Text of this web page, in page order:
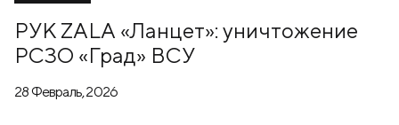
РУК ZALA «Ланцет»: уничтожение
РСЗО «Град» ВСУ
28 Февраль, 2026